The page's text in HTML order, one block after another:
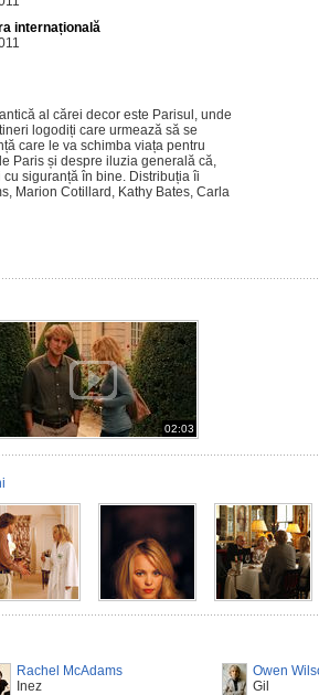
internațională
al cărei decor este Parisul, unde
logodiți care urmează să se
care le va schimba viața pentru
Paris și despre iluzia generală că,
siguranță în bine. Distribuția îi
Marion Cotillard, Kathy Bates, Carla
02:03
Rachel McAdams
Inez
Owen
Gil